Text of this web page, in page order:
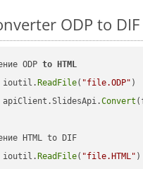
ODP to
ODP to
HTML
ioutil. ReadFile( "file.ODP" )
Convert
HTML to DIF
ioutil. ReadFile( "file.HTML" )